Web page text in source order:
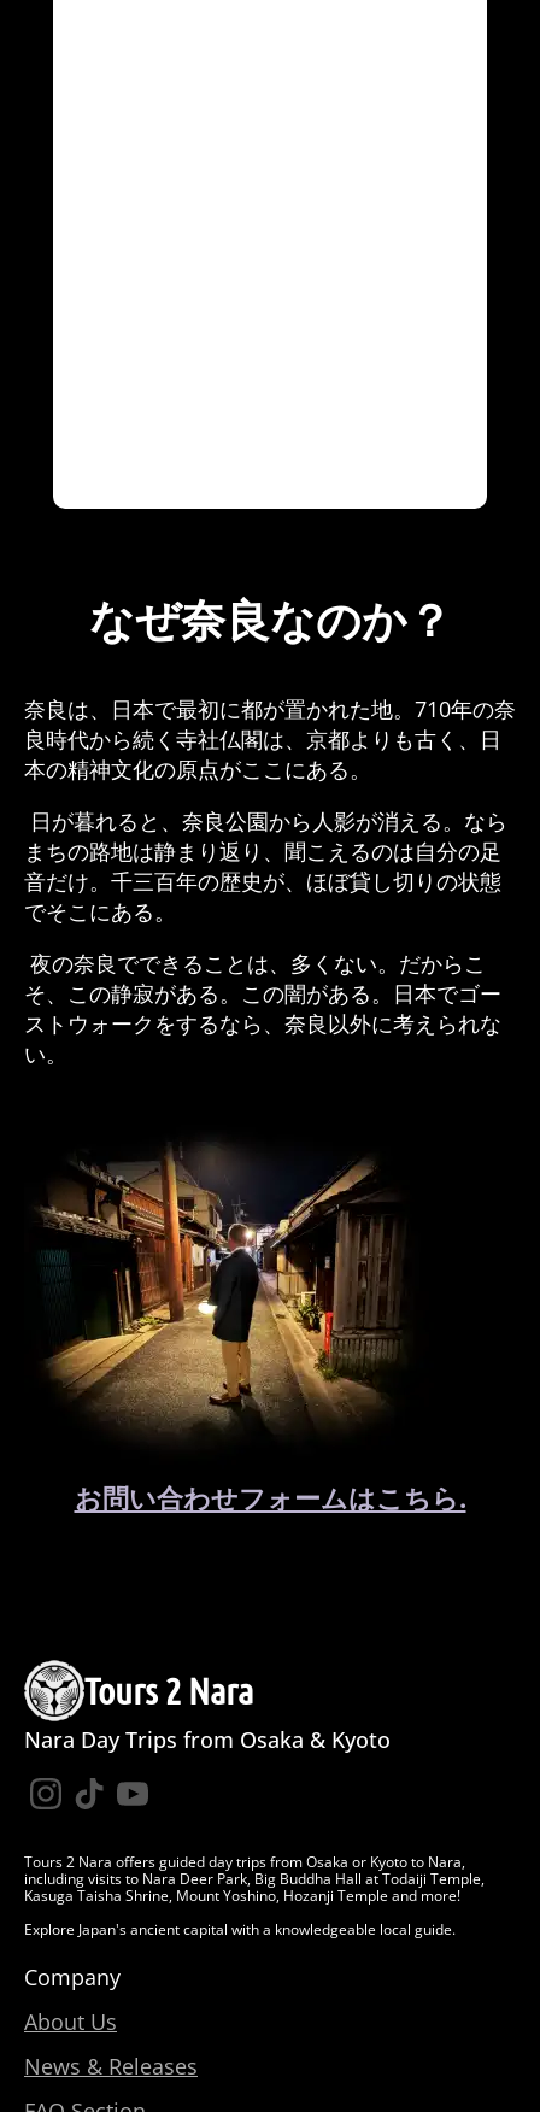
To provide the best experiences, we use technologies like cookies to store
and/or access device information. Consenting to these technologies will allow
us to process data such as browsing behavior or unique IDs on this site. Not
functions.
Cookie PoliciesPrivacy StatementsCompany Disclosure
なぜ奈良なのか？
奈良は、日本で最初に都が置かれた地。710年の奈
良時代から続く寺社仏閣は、京都よりも古く、日
本の精神文化の原点がここにある。
日が暮れると、奈良公園から人影が消える。なら
まちの路地は静まり返り、聞こえるのは自分の足
音だけ。千三百年の歴史が、ほぼ貸し切りの状態
でそこにある。
夜の奈良でできることは、多くない。だからこ
そ、この静寂がある。この闇がある。日本でゴー
ストウォークをするなら、奈良以外に考えられな
い。
お問い合わせフォームはこちら.
Tours 2 Nara
Nara Day Trips from Osaka & Kyoto
Tours 2 Nara offers guided day trips from Osaka or Kyoto to Nara,
including visits to Nara Deer Park, Big Buddha Hall at Todaiji Temple,
Kasuga Taisha Shrine, Mount Yoshino, Hozanji Temple and more!
Explore Japan's ancient capital with a knowledgeable local guide.
Company
About Us
News & Releases